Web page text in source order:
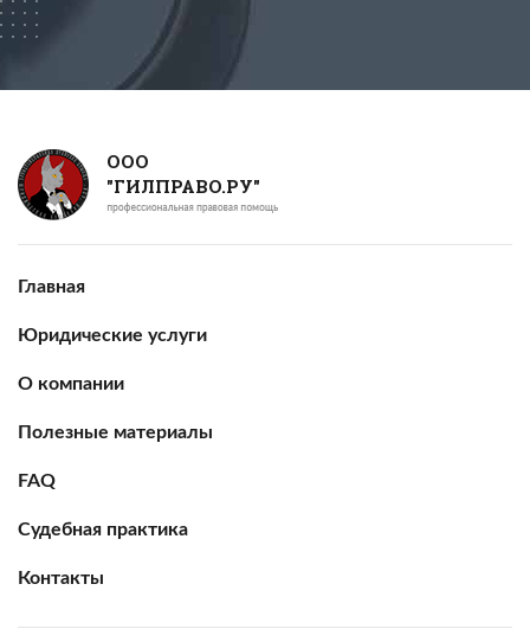
ООО
"ГИЛПРАВО.РУ"
Главная
Юридические услуги
О компании
Полезные материалы
FAQ
Судебная практика
Контакты